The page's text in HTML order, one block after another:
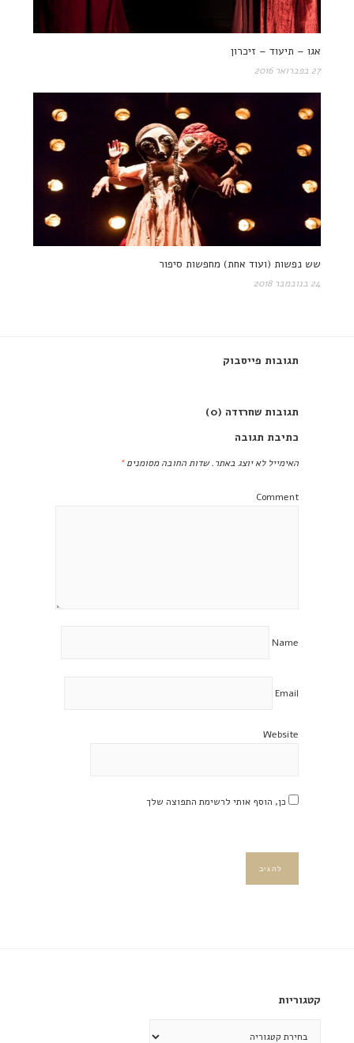
אגו – תיעוד – זיכרון
27 בפברואר 2016
שש נפשות (ועוד אחת) מחפשות סיפור
24 בנובמבר 2018
תגובות פייסבוק
תגובות שחרזדה (0)
כתיבת תגובה
האימייל לא יוצג באתר. שדות החובה מסומנים*
Comment
Name
Email
Website
כן, הוסף אותי לרשימת התפוצה שלך
קטגוריות